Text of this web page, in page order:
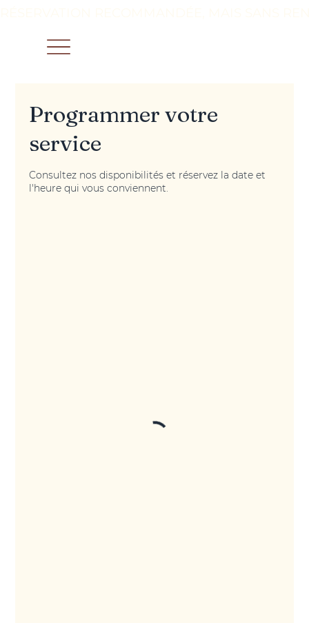
Programmer votre
service
Consultez nos disponibilités et réservez la date et
l'heure qui vous conviennent.